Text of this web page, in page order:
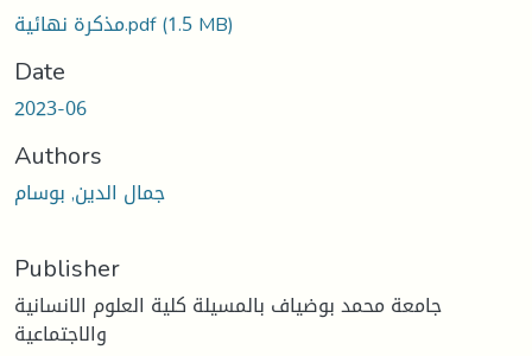
مذكرة نهائية.pdf(1.5 MB)
Date
2023-06
Authors
جمال الدين, بوسام
Publisher
جامعة محمد بوضياف بالمسيلة كلية العلوم الانسانية
والاجتماعية